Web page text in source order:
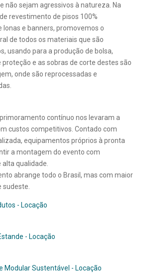
não sejam agressivos à natureza. Na
revestimento de pisos 100%
lonas e banners, promovemos o
de todos os materiais que são
usando para a produção de bolsa,
e as sobras de corte destes são
onde são reprocessadas e
contínuo nos levaram a
custos competitivos. Contado com
equipamentos próprios à pronta
a montagem do evento com
alta qualidade.
abrange todo o Brasil, mas com maior
sudeste.
- Locação
- Locação
Modular Sustentável - Locação